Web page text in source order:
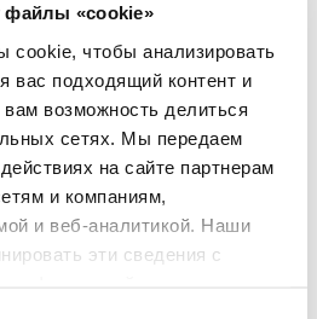
файлы «cookie»
чтобы анализировать
вас подходящий контент и
возможность делиться
сетях. Мы передаем
на сайте партнерам
и компаниям,
и веб-аналитикой. Наши
эти сведения с
Master Extension &
процессы
а также помог
основных записей
соответствующие
ERP.